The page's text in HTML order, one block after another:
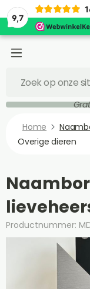
9,7
Home
Overige dieren
Productnummer: